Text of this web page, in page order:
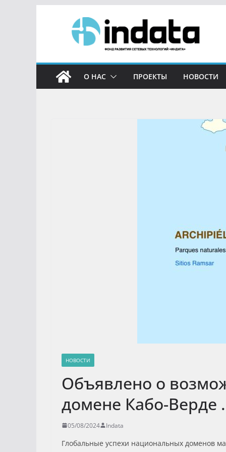
О НАС ПРОЕКТЫ НОВОСТИ
НОВОСТИ
Объявлено о
домене Кабо-Верде
05/08/2024 Indata
Глобальные успехи национальных доменов